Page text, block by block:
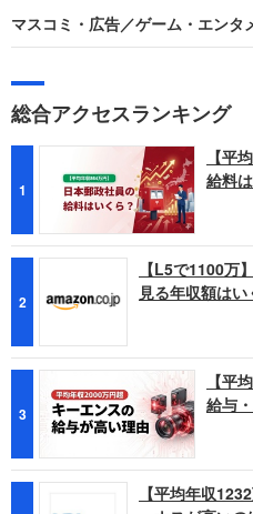
マスコミ・広告／ゲーム・エンタ
総合アクセスランキング
1
【平
給料
2
【L5で1100万
見る年収額はい
3
【平
給与
【平均年収